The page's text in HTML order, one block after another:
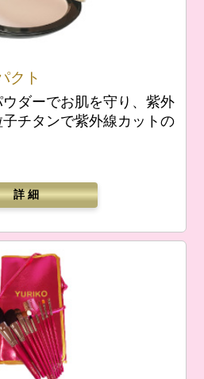
クト
ダーでお肌を守り、紫外
チタンで紫外線カットの
詳 細